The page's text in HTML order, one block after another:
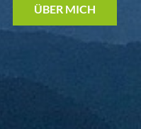
ÜBER MICH